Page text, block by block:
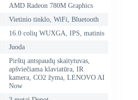
AMD Radeon 780M Graphics
Vietinio tinklo, WiFi, Bluetooth
16.0 colių WUXGA, IPS, matinis
Juoda
Pirštų antspaudų skaitytuvas,
apšviečiama klaviatūra, IR
kamera, CO2 žyma, LENOVO AI
Now